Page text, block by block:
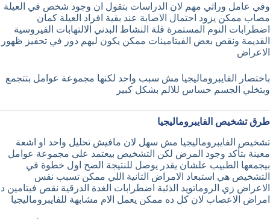
وفي عامل وراثي مهم لان الدراسات بتقول ان وجود شخص في العيلة
مصاب ممكن يزود احتمال الاصابة عند بقية افراد العيلة كمان
اضطرابات النوم المستمرة قلة النشاط البدني الالتهابات الفيروسية
القديمة ونقص بعض الفيتامينات ممكن يكون ليهم دور في تحفيز ظهور
الاعراض
باختصار الفايبروماليجيا مش سبب واحد لكنها مجموعة عوامل بتتجمع
وبتخلي الجسم حساس للالم بشكل كبير
طرق تشخيص الفايبروماليجيا
تشخيص الفايبروماليجيا مش سهل لان مافيش تحليل واحد او اشعة
معينة بتأكد وجود المرض لكن التشخيص بيعتمد على مجموعة عوامل
بيجمعها الطبيب علشان يقدر يوصل للنتيجة الصح اول خطوة في
التشخيص هي استبعاد الامراض التانية اللي ممكن تسبب نفس
الاعراض زي الروماتويد الذئبة اضطرابات الغدة الدرقية نقص فيتامين د
امراض الاعصاب لان كل ده ممكن يعمل الام مشابهة للفايبروماليجيا